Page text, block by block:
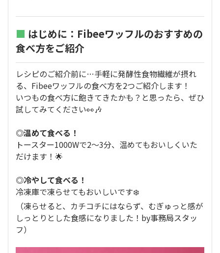
■ はじめに：Fibeeワッフルのおすすめの
食べ方をご紹介
レシピのご紹介前に…手軽に発酵性食物繊維が摂れ
る、Fibeeワッフルの食べ方を2つご紹介します！
いつもの食べ方に飽きてきたかも？と思ったら、ぜひ
試してみてください👀🎶
◎温めて食べる！
トースター1000Wで2～3分、温めてもおいしくいた
だけます！🌟
◎冷やして食べる！
冷凍庫で凍らせてもおいしいです❄️
（凍らせると、カチコチにはならず、むぎゅっと感が
しっとりとした食感になりました！by事務局スタッ
フ）